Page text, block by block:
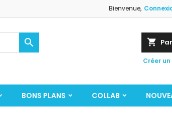
Bienvenue,
shopping_cart
Créer

BONS PLANS COLLAB